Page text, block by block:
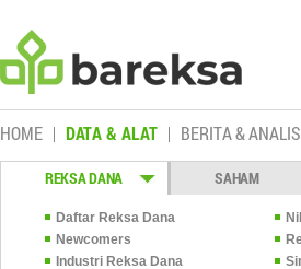
HOME DATA & ALAT BERITA &
REKSA DANA SAHAM
Daftar Reksa Dana
Newcomers
Industri Reksa Dana